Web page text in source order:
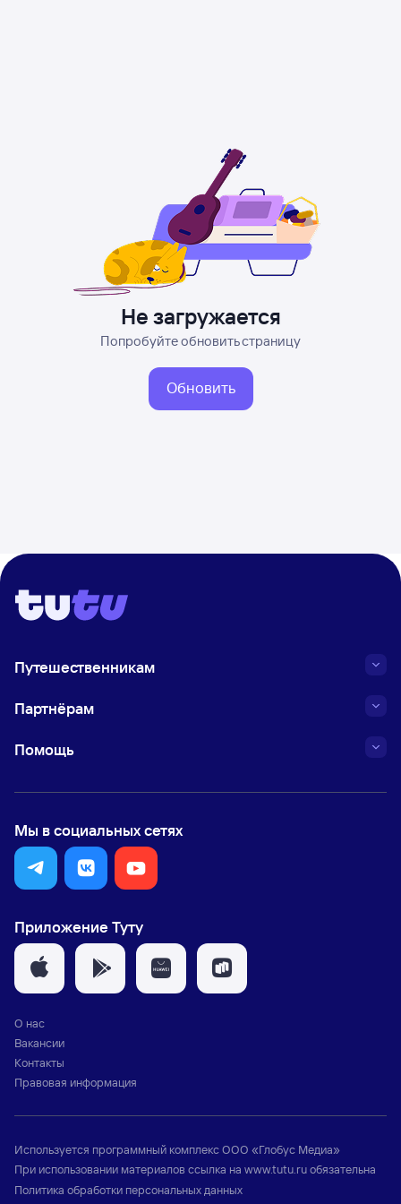
Не загружается
Попробуйте обновить страницу
Обновить
Путешественникам
Партнёрам
Помощь
Мы в социальных сетях
Приложение Туту
О нас
Вакансии
Контакты
Правовая информация
Используется программный комплексООО «Глобус Медиа»
При использовании материалов ссылка на www.tutu.ruобязательна
Политика обработки персональных данных